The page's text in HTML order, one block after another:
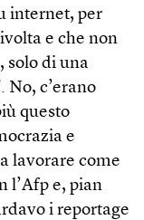
internet, per
e che non
solo di una
No, c’erano
questo
e
lavorare come
l’Afp e, pian
i reportage